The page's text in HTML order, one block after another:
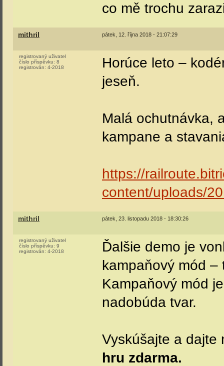
co mě trochu
mithril pátek, 12. října 2018 - 21:07:29
registrovaný uživatel
číslo příspěvku: 8
registrován: 4-2018
Horúce leto –
jeseň.
Malá ochutnávka,
kampane a
https://
content/uploads/
mithril pátek, 23. listopadu 2018 - 18:30:26
registrovaný uživatel
číslo příspěvku: 9
registrován: 4-2018
Ďalšie demo je
kampaňový mód
Kampaňový mód
nadobúda tvar.
Vyskúšajte a
hru zdarma.